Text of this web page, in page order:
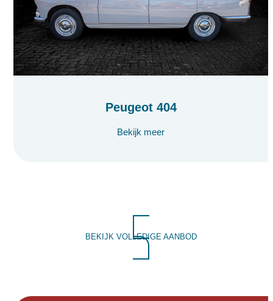
Peugeot 404
Bekijk meer
BEKIJK VOLLEDIGE AANBOD